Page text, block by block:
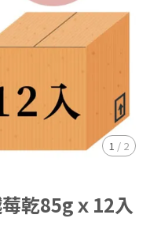
1 / 2
乾85gｘ12入